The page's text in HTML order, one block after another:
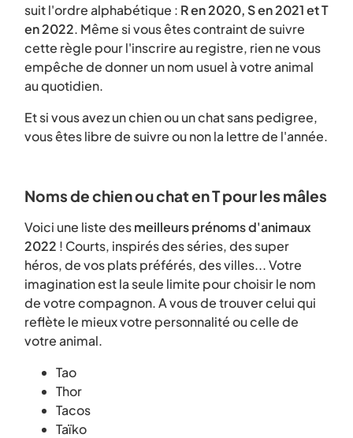
suit l'ordre alphabétique : R en 2020, S en 2021 et T
en 2022. Même si vous êtes contraint de suivre
cette règle pour l'inscrire au registre, rien ne vous
empêche de donner un nom usuel à votre animal
au quotidien.
Et si vous avez un chien ou un chat sans pedigree,
vous êtes libre de suivre ou non la lettre de l'année.
Noms de chien ou chat en T pour les mâles
Voici une liste desmeilleurs prénoms d'animaux
2022 ! Courts, inspirés des séries, des super
héros, de vos plats préférés, des villes... Votre
imagination est la seule limite pour choisir le nom
de votre compagnon. A vous de trouver celui qui
reflète le mieux votre personnalité ou celle de
votre animal.
Tao
Thor
Tacos
Taïko